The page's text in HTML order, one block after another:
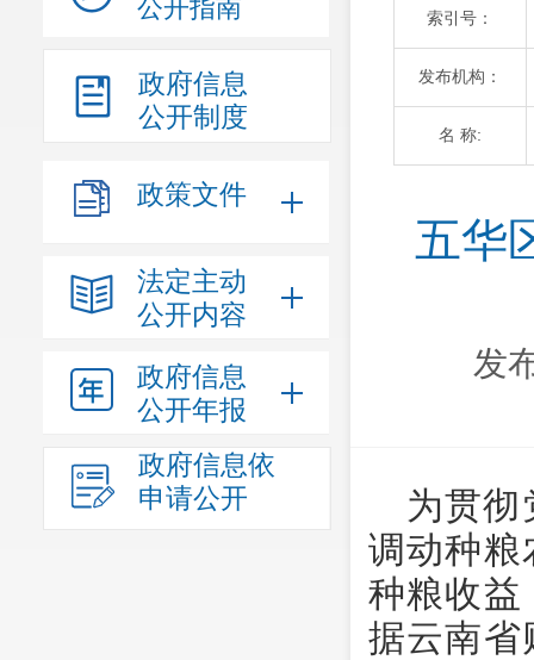
公开指南
政府信息
公开制度
政策文件
法定主动
公开内容
政府信息
公开年报
政府信息依
申请公开
索引号：
发布机构：
名 称:
五华
发
为贯彻
调动种粮
种粮收益
据云南省